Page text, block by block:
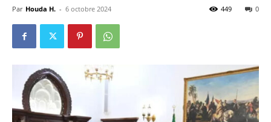
Par Houda H. - 6 octobre 2024 0
449